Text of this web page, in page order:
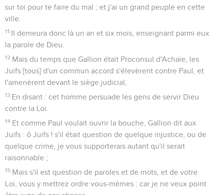
sur toi pour te faire du mal ; et j'ai un grand peuple en cette
ville.
11 Il demeura donc là un an et six mois, enseignant parmi eux
la parole de Dieu.
12 Mais du temps que Gallion était Proconsul d'Achaïe, les
Juifs [tous] d'un commun accord s'élevèrent contre Paul, et
l'amenèrent devant le siège judicial,
13 En disant : cet homme persuade les gens de servir Dieu
contre la Loi.
14 Et comme Paul voulait ouvrir la bouche, Gallion dit aux
Juifs : ô Juifs ! s'il était question de quelque injustice, ou de
quelque crime, je vous supporterais autant qu'il serait
raisonnable ;
15 Mais s'il est question de paroles et de mots, et de votre
Loi, vous y mettrez ordre vous-mêmes : car je ne veux point